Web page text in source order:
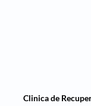
Clinica de